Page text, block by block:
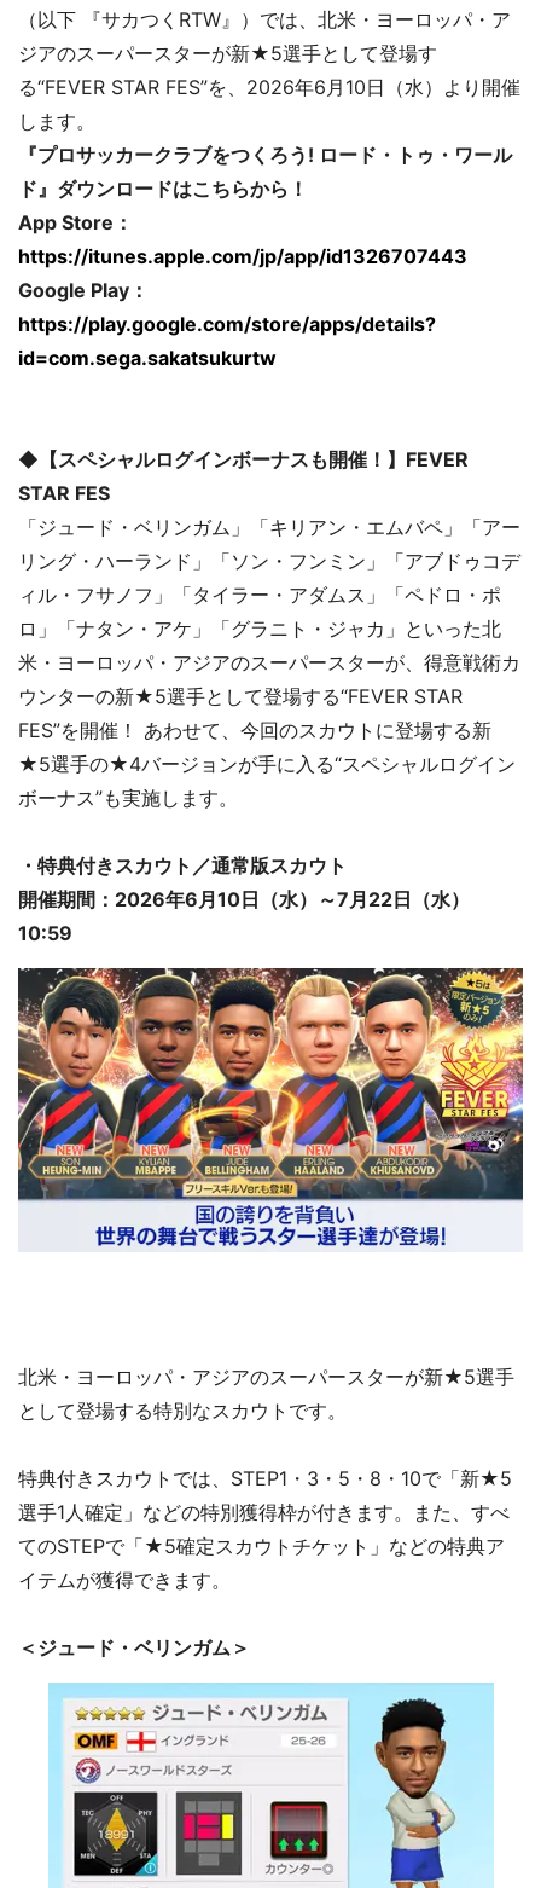
（以下 『サカつくRTW』）では、北米・ヨーロッパ・ア
ジアのスーパースターが新★5選手として登場す
る“FEVER STAR FES”を、2026年6月10日（水）より開催
します。
『プロサッカークラブをつくろう! ロード・トゥ・ワール
ド』ダウンロードはこちらから！
App Store：
https://itunes.apple.com/jp/app/id1326707443
Google Play：
https://play.google.com/store/apps/details?
id=com.sega.sakatsukurtw
◆【スペシャルログインボーナスも開催！】FEVER
STAR FES
「ジュード・ベリンガム」「キリアン・エムバペ」「アー
リング・ハーランド」「ソン・フンミン」「アブドゥコデ
ィル・フサノフ」「タイラー・アダムス」「ペドロ・ポ
ロ」「ナタン・アケ」「グラニト・ジャカ」といった北
米・ヨーロッパ・アジアのスーパースターが、得意戦術カ
ウンターの新★5選手として登場する“FEVER STAR
FES”を開催！ あわせて、今回のスカウトに登場する新
★5選手の★4バージョンが手に入る“スペシャルログイン
ボーナス”も実施します。
・特典付きスカウト／通常版スカウト
開催期間：2026年6月10日（水）～7月22日（水）
10:59
北米・ヨーロッパ・アジアのスーパースターが新★5選手
として登場する特別なスカウトです。
特典付きスカウトでは、STEP1・3・5・8・10で「新★5
選手1人確定」などの特別獲得枠が付きます。また、すべ
てのSTEPで「★5確定スカウトチケット」などの特典ア
イテムが獲得できます。
＜ジュード・ベリンガム＞